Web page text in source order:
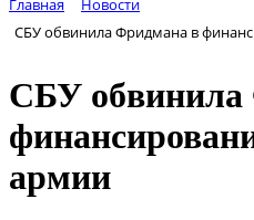
Главная
Новости
СБУ обвинила Фридмана в
СБУ
армии